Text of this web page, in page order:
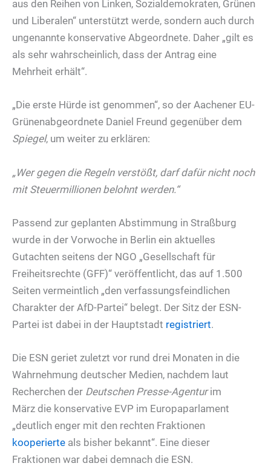
aus den Reihen von Linken, Sozialdemokraten, Grünen
und Liberalen“ unterstützt werde, sondern auch durch
ungenannte konservative Abgeordnete. Daher „gilt es
als sehr wahrscheinlich, dass der Antrag eine
Mehrheit erhält“.
„Die erste Hürde ist genommen“, so der Aachener EU-
Grünenabgeordnete Daniel Freund gegenüber dem
Spiegel, um weiter zu erklären:
„Wer gegen die Regeln verstößt, darf dafür nicht noch
mit Steuermillionen belohnt werden.“
Passend zur geplanten Abstimmung in Straßburg
wurde in der Vorwoche in Berlin ein aktuelles
Gutachten seitens der NGO „Gesellschaft für
Freiheitsrechte (GFF)“ veröffentlicht, das auf 1.500
Seiten vermeintlich „den verfassungsfeindlichen
Charakter der AfD-Partei“ belegt. Der Sitz der ESN-
Partei ist dabei in der Hauptstadt registriert.
Die ESN geriet zuletzt vor rund drei Monaten in die
Wahrnehmung deutscher Medien, nachdem laut
Recherchen der Deutschen Presse-Agenturim
März die konservative EVP im Europaparlament
„deutlich enger mit den rechten Fraktionen
kooperierte als bisher bekannt“. Eine dieser
Fraktionen war dabei demnach die ESN.